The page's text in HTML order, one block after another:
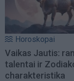
Horoskopai
Vaikas Jautis:
talentai ir
charakteristika